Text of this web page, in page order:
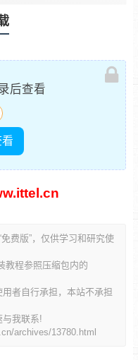
后查看
费版”，仅供学习和研究使
教程参照压缩包内的
者自行承担，本站不承担
与我联系!
archives/13780.html